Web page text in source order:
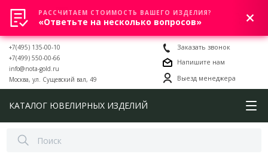
0
+7(495) 135-00-10
+7(499) 550-00-66
info@nota-gold.ru
Москва, ул. Сущевский вал, 49
Заказать звонок
Напишите нам
Выезд менеджера
КАТАЛОГ ЮВЕЛИРНЫХ ИЗДЕЛИЙ
РАССЧИТАЕМ СТОИМОСТЬ ВАШЕГО ИЗДЕЛИЯ?
«Ответьте на несколько вопросов»